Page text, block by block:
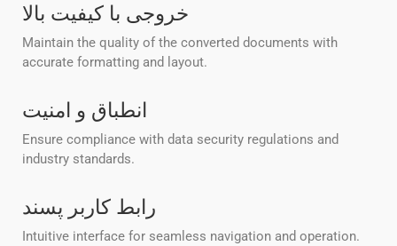
خروجی با کیفیت بالا
Maintain the quality of the converted documents with
accurate formatting and layout.
انطباق و امنیت
Ensure compliance with data security regulations and
industry standards.
رابط کاربر پسند
Intuitive interface for seamless navigation and operation.